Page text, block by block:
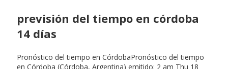
previsión del tiempo en córdoba
14 días
Pronóstico del tiempo en CórdobaPronóstico del tiempo
en Córdoba (Córdoba, Argentina) emitido: 2 am Thu 18